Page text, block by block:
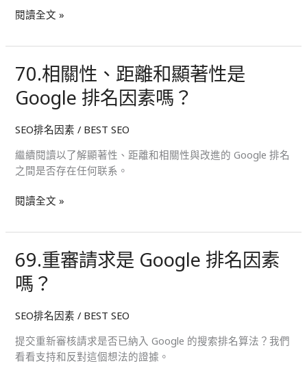
歌
排
素
閱讀全文 »
70.相關性、距離和顯著性是
Google 排名因素嗎？
SEO排名因素 / BEST SEO
繼續閱讀以了解顯著性、距離和相關性與改進的 Google 排名
之間是否存在任何联系。
70.
相
關
距
離
和
顯
著
性
排
名
因
嗎？
閱讀全文 »
69.重審請求是 Google 排名因素
嗎？
SEO排名因素 / BEST SEO
提交重新審核請求是否已納入 Google 的搜索排名算法？我們
看看支持和反對這個想法的證據。
69.
重
審
求
是
Google
排